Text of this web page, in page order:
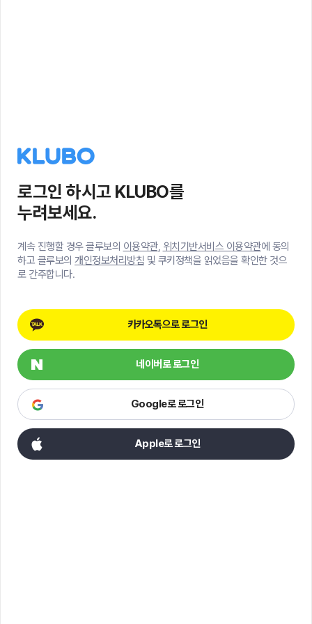
로그인 하시고 KLUBO를
누려보세요.
계속 진행할 경우 클루보의 이용약관, 위치기반서비스 이용약관에 동의
하고 클루보의 개인정보처리방침 및 쿠키정책을 읽었음을 확인한 것으
로 간주합니다.
카카오톡으로 로그인
네이버로 로그인
Google로 로그인
Apple로 로그인